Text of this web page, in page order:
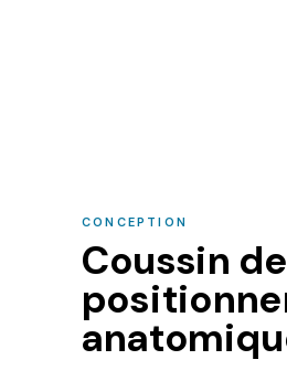
CONCEPTION
Coussin de